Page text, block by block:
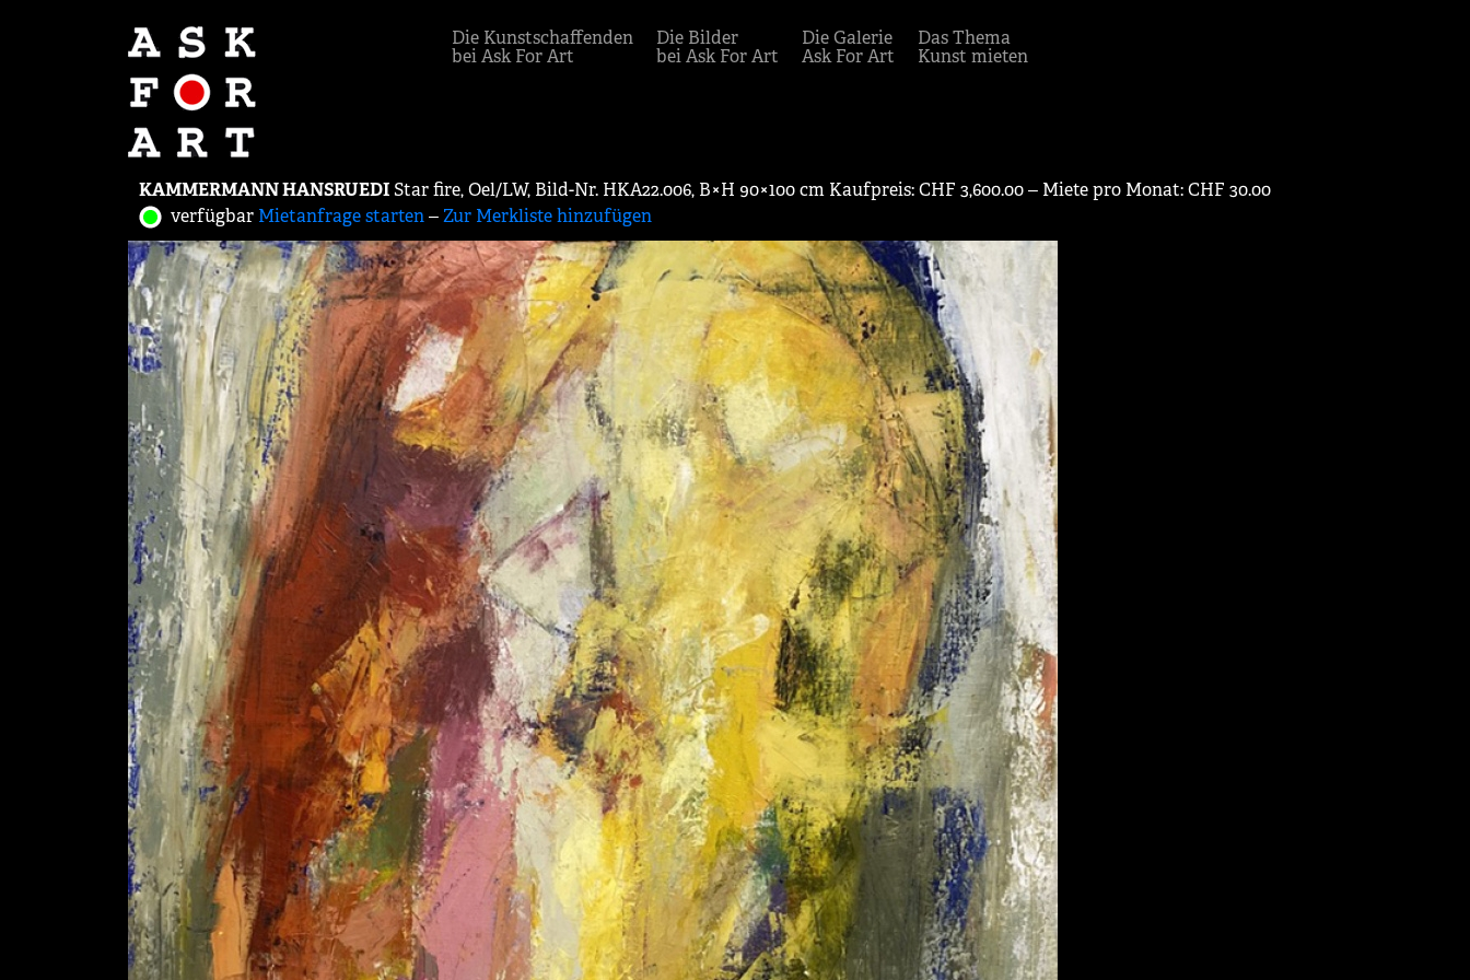
Die Kunstschaffenden
bei Ask For Art
Die Bilder
bei Ask For Art
Die Galerie
Ask For Art
Das Thema
Kunst mieten
KAMMERMANN HANSRUEDIStar fire, Oel/LW, Bild-Nr. HKA22.006, B×H 90×100 cm Kaufpreis: CHF 3,600.00 ‒ Miete pro Monat: CHF 30.00
verfügbar Mietanfrage starten‒Zur Merkliste hinzufügen